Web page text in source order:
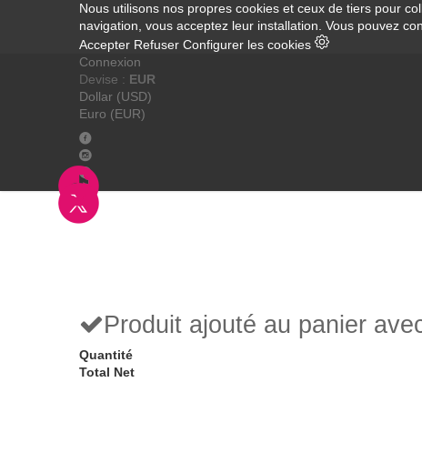
Nous utilisons nos propres cookies et ceux de tiers pour
navigation, vous acceptez leur installation. Vous pouvez
Accepter Refuser Configurer les cookies
Connexion
Devise : EUR
Dollar (USD)
Euro (EUR)
Produit ajouté au panier
Quantité
Total Net